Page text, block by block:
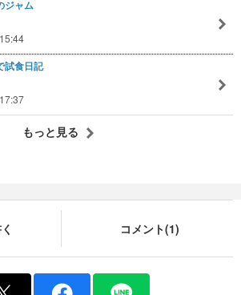
ジャム
試食日記
もっと見る
コメント(1)